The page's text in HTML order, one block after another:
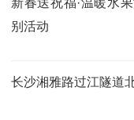
别活动
长沙湘雅路过江隧道